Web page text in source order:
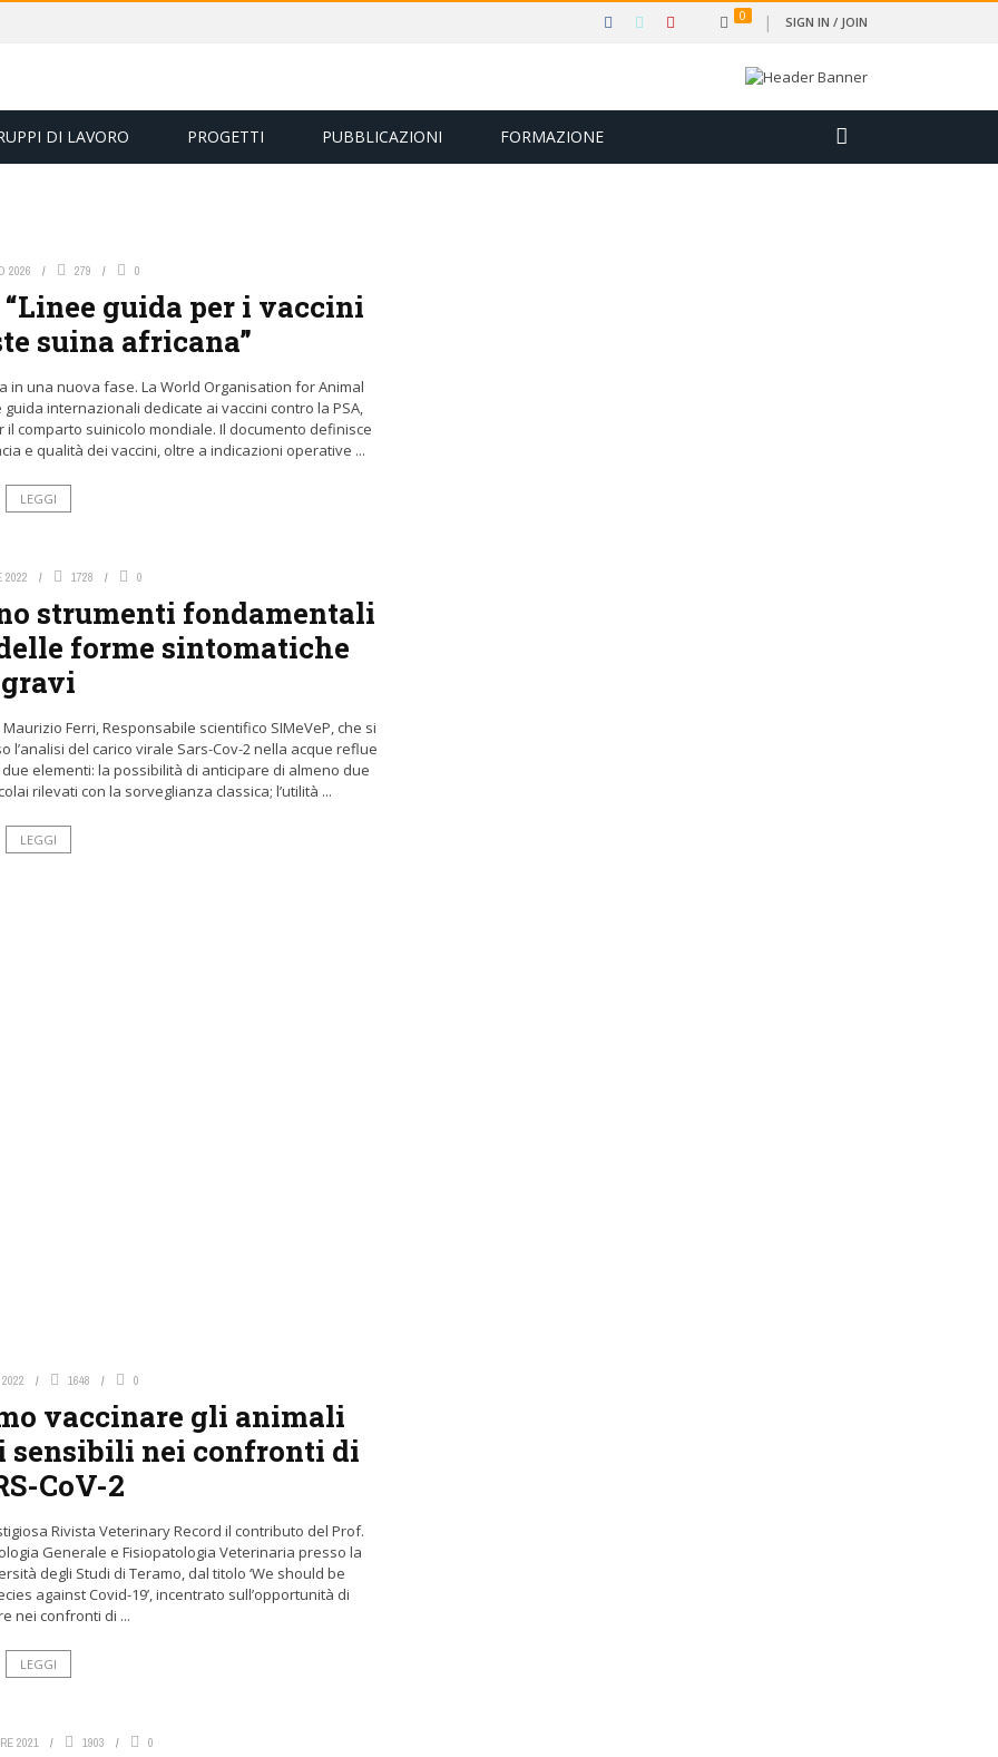
SIGN IN / JOIN
0
DI LAVORO PROGETTI PUBBLICAZIONI FORMAZIONE
2026 279 0
guida per i vaccini
suina africana”
una nuova fase. La World Organisation for Animal
internazionali dedicate ai vaccini contro la PSA,
comparto suinicolo mondiale. Il documento definisce
e qualità dei vaccini, oltre a indicazioni operative ...
LEGGI
ONE HEALTH POLITICHE SANITARIE
2022 1728 0
strumenti fondamentali
forme sintomatiche
gravi
Ferri, Responsabile scientifico SIMeVeP, che si
l’analisi del carico virale Sars-Cov-2 nella acque reflue
elementi: la possibilità di anticipare di almeno due
rilevati con la sorveglianza classica; l’utilità ...
LEGGI
1648 0
vaccinare gli animali
sensibili nei confronti di
CoV-2
Rivista Veterinary Record il contributo del Prof.
Generale e Fisiopatologia Veterinaria presso la
degli Studi di Teramo, dal titolo ‘We should be
against Covid-19’, incentrato sull’opportunità di
nei confronti di ...
LEGGI
2021 1903 0